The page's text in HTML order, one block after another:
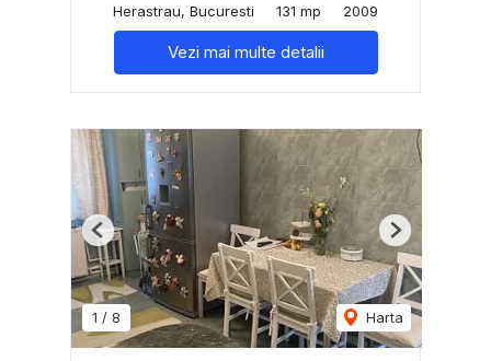
Herastrau, Bucuresti
131 mp 2009
Vezi mai multe detalii
1 / 8 Harta
Previous Next